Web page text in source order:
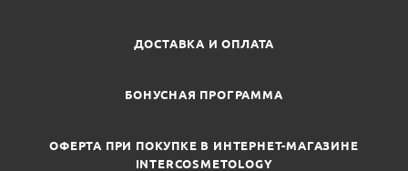
ДОСТАВКА И ОПЛАТА
БОНУСНАЯ ПРОГРАММА
ОФЕРТА ПРИ ПОКУПКЕ В ИНТЕРНЕТ-МАГАЗИНЕ
INTERCOSMETOLOGY